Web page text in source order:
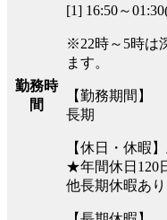
勤務時
間
[1] 16:50～
※22時～5時は
ます。
【勤務期間】
長期
【休日・休暇
★年間休日120
他長期休暇あり